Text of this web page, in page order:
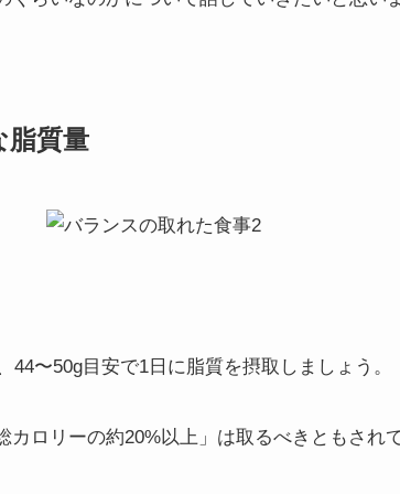
脂質量
〜50g目安で1日に脂質を摂取しましょう。
ロリーの約20%以上」は取るべきともされ